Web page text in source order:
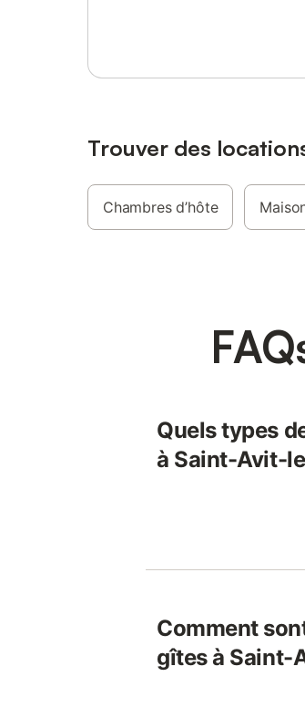
Trouver des
Chambres d’hôte
Quels types
à Saint-Avit-
Comment
gîtes à Saint-